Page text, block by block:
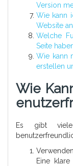
Version
Wie kann
Website
Welche
Seite
Wie kann
erstellen
Wie
Es gibt
Eine